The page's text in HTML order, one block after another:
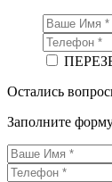
Остались
Заполните